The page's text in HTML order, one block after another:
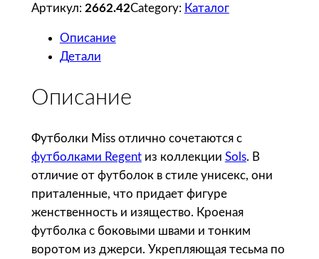
л
т
о
т
о
в
а
р
а
Артикул: 2662.42Category: Каталог
Описание
Детали
Описание
Футболки Miss отлично сочетаются с
футболками Regentиз коллекции Sols. В
отличие от футболок в стиле унисекс, они
приталенные, что придает фигуре
женственность и изящество. Кроеная
футболка с боковыми швами и тонким
воротом из джерси. Укрепляющая тесьма по